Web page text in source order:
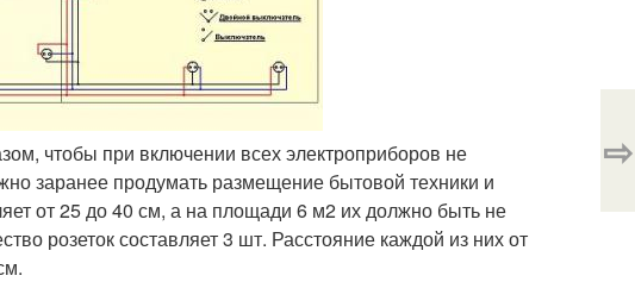
чтобы при включении всех электроприборов не
заранее продумать размещение бытовой техники и
от 25 до 40 см, а на площади 6 м2 их должно быть не
розеток составляет 3 шт. Расстояние каждой из них от
⇨